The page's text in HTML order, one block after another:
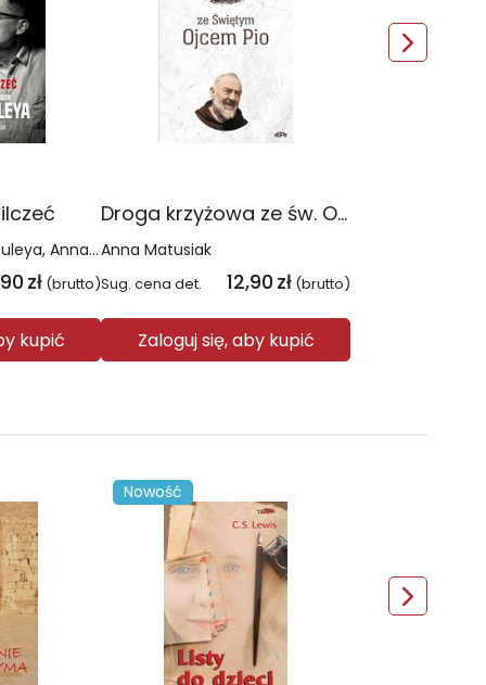
Anna Matusiak
zł (brutto)
kupić
Droga krzyżowa ze św. Ojcem Pio
Anna Matusiak
Sug. cena det. 12,90 zł (brutto)
Zaloguj się, aby kupić
Nowość